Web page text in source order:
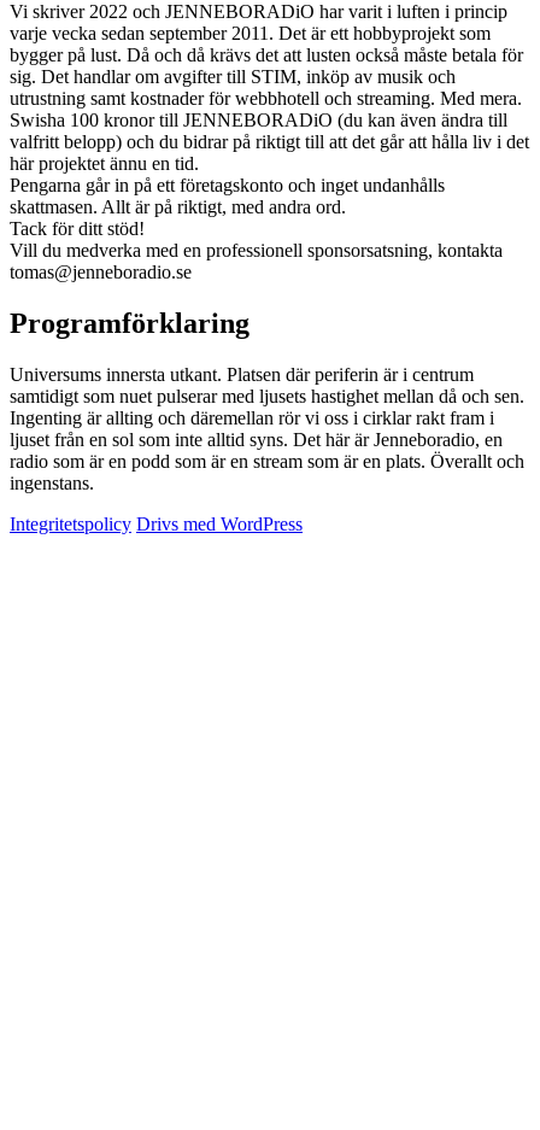
Vi skriver 2022 och JENNEBORADiO har varit i luften i princip
varje vecka sedan september 2011. Det är ett hobbyprojekt som
bygger på lust. Då och då krävs det att lusten också måste betala för
sig. Det handlar om avgifter till STIM, inköp av musik och
utrustning samt kostnader för webbhotell och streaming. Med mera.
Swisha 100 kronor till JENNEBORADiO (du kan även ändra till
valfritt belopp) och du bidrar på riktigt till att det går att hålla liv i det
här projektet ännu en tid.
Pengarna går in på ett företagskonto och inget undanhålls
skattmasen. Allt är på riktigt, med andra ord.
Tack för ditt stöd!
Vill du medverka med en professionell sponsorsatsning, kontakta
tomas@jenneboradio.se
Programförklaring
Universums innersta utkant. Platsen där periferin är i centrum
samtidigt som nuet pulserar med ljusets hastighet mellan då och sen.
Ingenting är allting och däremellan rör vi oss i cirklar rakt fram i
ljuset från en sol som inte alltid syns. Det här är Jenneboradio, en
radio som är en podd som är en stream som är en plats. Överallt och
ingenstans.
Integritetspolicy Drivs med WordPress